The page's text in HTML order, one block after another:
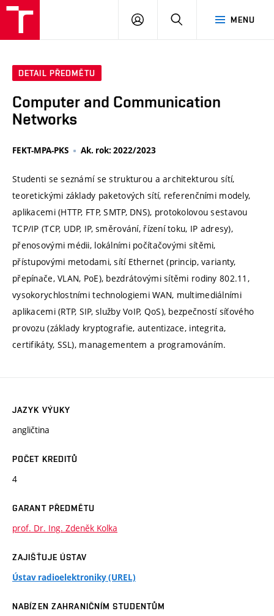
MENU
PŘIHLÁSIT
DETAIL PŘEDMĚTU
Computer and Communication
Networks
FEKT-MPA-PKS Ak. rok: 2022/2023
Studenti se seznámí se strukturou a architekturou sítí,
teoretickými základy paketových sítí, referenčními modely,
aplikacemi (HTTP, FTP, SMTP, DNS), protokolovou sestavou
TCP/IP (TCP, UDP, IP, směrování, řízení toku, IP adresy),
přenosovými médii, lokálními počítačovými sítěmi,
přístupovými metodami, sítí Ethernet (princip, varianty,
přepínače, VLAN, PoE), bezdrátovými sítěmi rodiny 802.11,
vysokorychlostními technologiemi WAN, multimediálními
aplikacemi (RTP, SIP, služby VoIP, QoS), bezpečností síťového
provozu (základy kryptografie, autentizace, integrita,
certifikáty, SSL), managementem a programováním.
JAZYK VÝUKY
angličtina
POČET KREDITŮ
4
GARANT PŘEDMĚTU
prof. Dr. Ing. Zdeněk Kolka
ZAJIŠŤUJE ÚSTAV
Ústav radioelektroniky (UREL)
NABÍZEN ZAHRANIČNÍM STUDENTŮM